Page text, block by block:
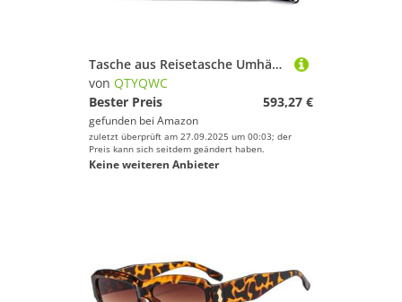
Tasche aus Reisetasche Umhängetasche Herren Handkreuzbody Rucksack Duffel -Tasche
von QTYQWC
Bester Preis
593,27 €
gefunden bei Amazon
zuletzt überprüft am 27.09.2025 um 00:03; der
Preis kann sich seitdem geändert haben.
Keine weiteren Anbieter